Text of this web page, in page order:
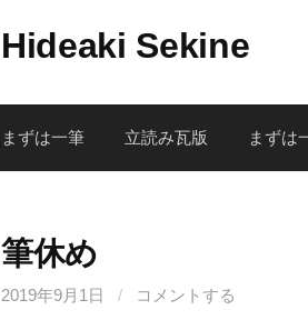
Hideaki Sekine
まずは一筆 立読み瓦版 まずは
筆休め
2019年9月1日 / コメントする